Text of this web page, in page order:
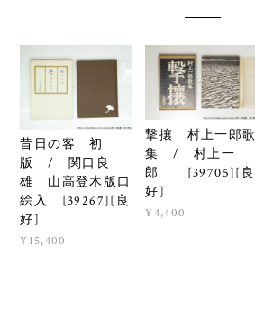
昔日の客 初
版 / 関口良
雄 山高登木版口
絵入 [39267][良
好]
¥15,400
撃攘 村上一郎歌
集 / 村上一
郎 [39705][良
好]
¥4,400